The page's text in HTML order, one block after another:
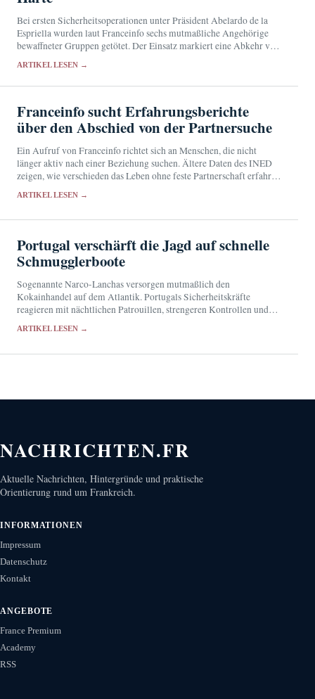
Bei ersten Sicherheitsoperationen unter Präsident Abelardo de la
Espriella wurden laut Franceinfo sechs mutmaßliche Angehörige
bewaffneter Gruppen getötet. Der Einsatz markiert eine Abkehr von
ARTIKEL LESEN →
Franceinfo sucht Erfahrungsberichte
über den Abschied von der Partnersuche
Ein Aufruf von Franceinfo richtet sich an Menschen, die nicht
länger aktiv nach einer Beziehung suchen. Ältere Daten des INED
zeigen, wie verschieden das Leben ohne feste Partnerschaft erfahren
ARTIKEL LESEN →
Portugal verschärft die Jagd auf schnelle
Schmugglerboote
Sogenannte Narco-Lanchas versorgen mutmaßlich den
Kokainhandel auf dem Atlantik. Portugals Sicherheitskräfte
reagieren mit nächtlichen Patrouillen, strengeren Kontrollen und
ARTIKEL LESEN →
NACHRICHTEN.FR
Aktuelle Nachrichten, Hintergründe und praktische
Orientierung rund um Frankreich.
INFORMATIONEN
Impressum
Datenschutz
Kontakt
ANGEBOTE
France Premium
Academy
RSS